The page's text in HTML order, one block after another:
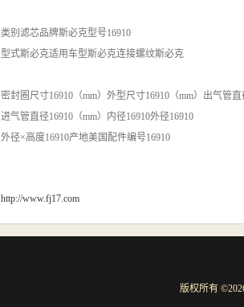
类别 滤芯品牌斯必克型号16910
型式斯必克适用车型斯必克连接螺纹斯必克
密封圈尺寸16910（mm） 外型尺寸16910（mm） 出气管直
进气管直径16910（mm） 内径16910外径16910
外径×高度16910产地美国 配件编号16910
http://www.fj17.com
版权所有